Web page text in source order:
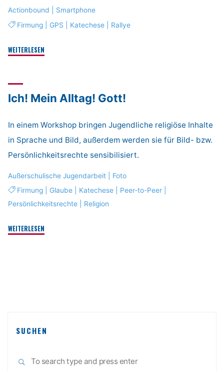
Actionbound
Smartphone
Firmung| GPS Katechese| Rallye
WEITERLESEN
Ich! Mein Alltag! Gott!
In einem Workshop bringen Jugendliche religiöse Inhalte
in Sprache und Bild, außerdem werden sie für Bild- bzw.
Persönlichkeitsrechte sensibilisiert.
Außerschulische Jugendarbeit
Foto
Firmung| Glaube| Katechese| Peer-to-Peer|
Persönlichkeitsrechte
Religion
WEITERLESEN
SUCHEN
SEARCH